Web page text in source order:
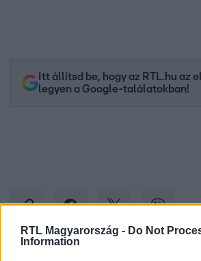
RTL Magyarország - Do Not
Information
Itt állítsd be, hogy az RTL.hu az
legyen a Google-találatokban!